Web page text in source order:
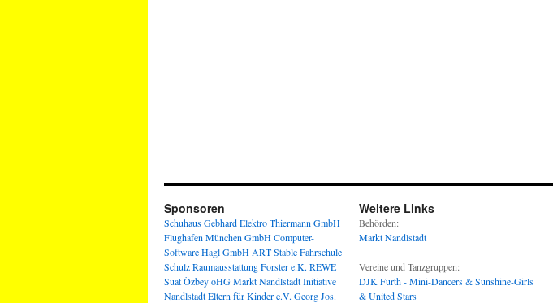
Sponsoren
Schuhaus GebhardElektro Thiermann GmbH
Flughafen München GmbHComputer-
Software Hagl GmbH ART StableFahrschule
SchulzRaumausstattung Forster e.K. REWE
Suat Özbey oHGMarkt NandlstadtInitiative
Nandlstadt Eltern für Kinder e.V. Georg Jos.
Weitere Links
Behörden:
Markt Nandlstadt
Vereine und Tanzgruppen:
DJK Furth - Mini-Dancers & Sunshine-Girls
& United Stars